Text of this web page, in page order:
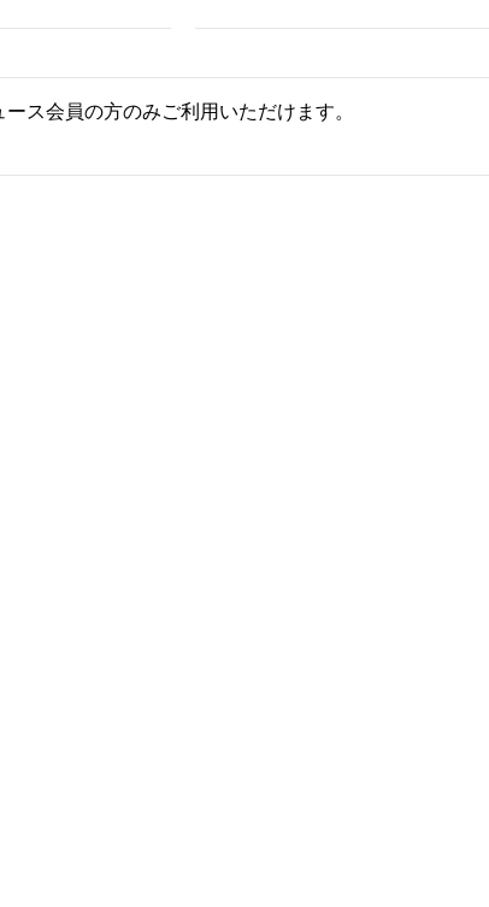
ス会員の方のみご利用いただけます。